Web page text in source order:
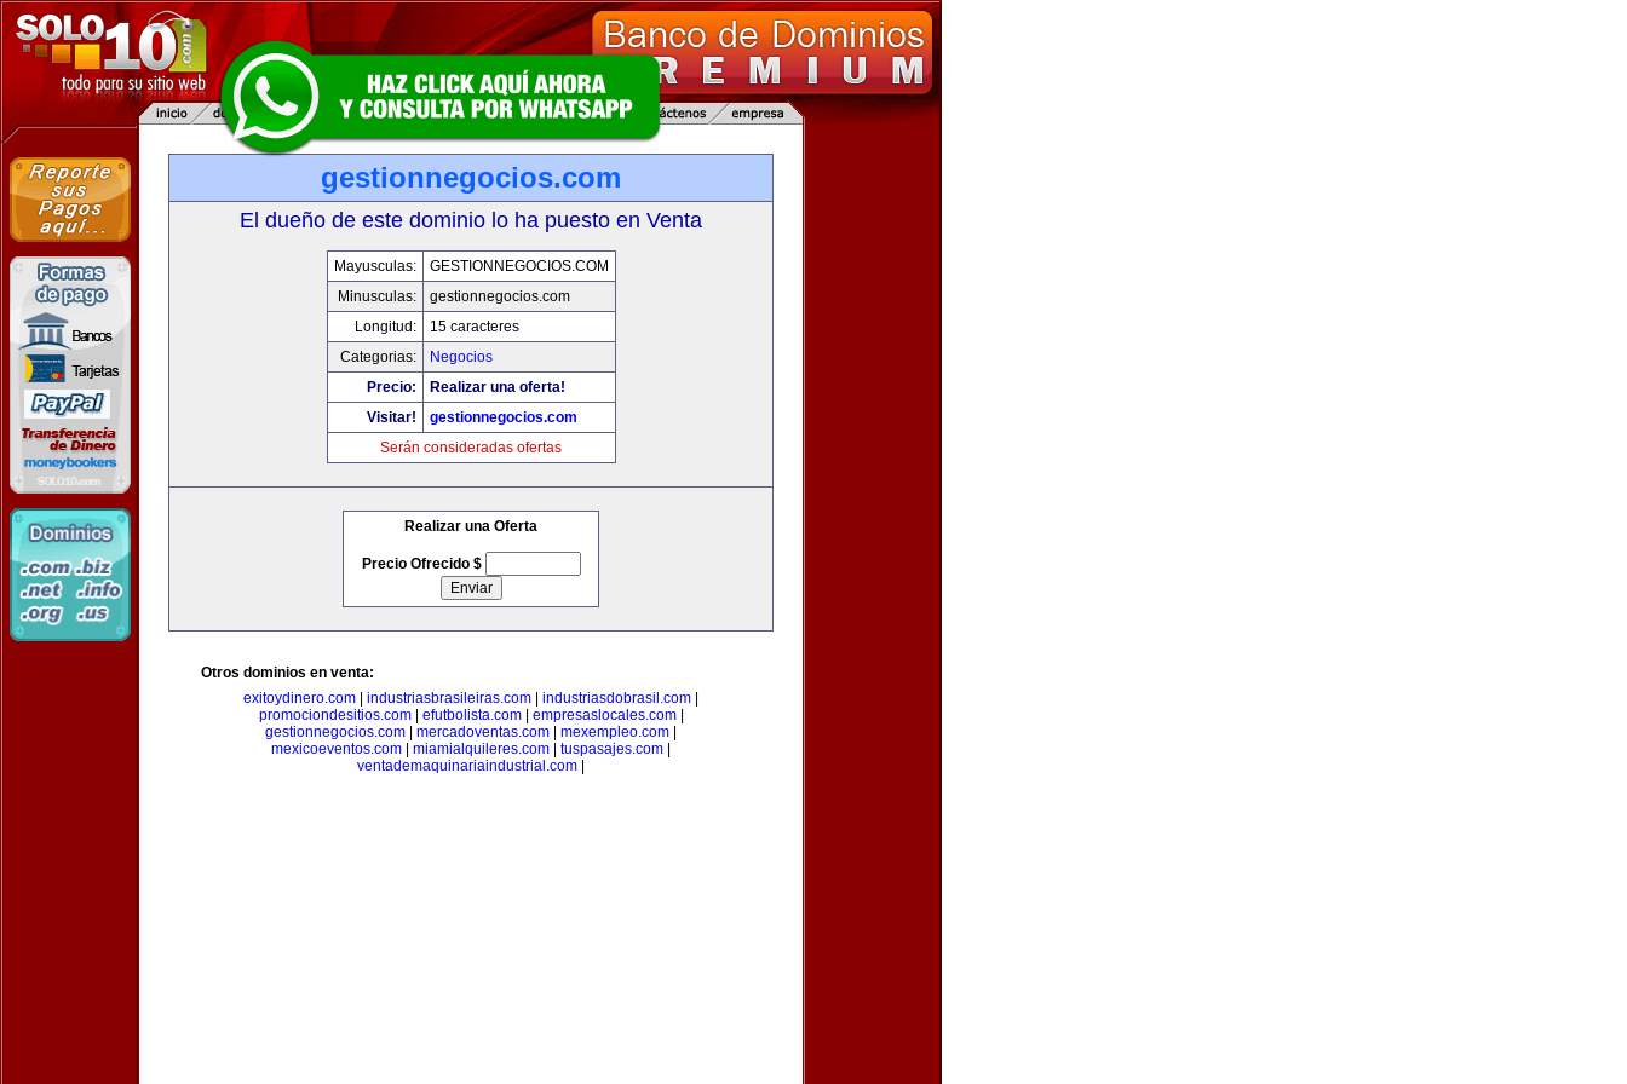
gestionnegocios.com
El dueño de este dominio lo ha puesto en Venta
Mayusculas:
GESTIONNEGOCIOS.COM
Minusculas:
gestionnegocios.com
Longitud:
15 caracteres
Categorias:
Negocios
Precio:
Realizar una oferta!
Visitar!
gestionnegocios.com
Serán consideradas ofertas
Realizar una Oferta
Precio Ofrecido $
Otros dominios en venta:
exitoydinero.com
industriasbrasileiras.com industriasdobrasil.com
promociondesitios.com| efutbolista.com| empresaslocales.com|
gestionnegocios.com
mercadoventas.com mexempleo.com
mexicoeventos.com
miamialquileres.com tuspasajes.com
ventademaquinariaindustrial.com